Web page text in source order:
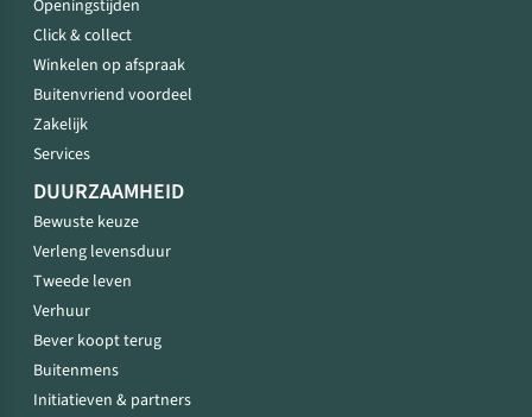
Openingstijden
Click & collect
Winkelen op afspraak
Buitenvriend voordeel
Zakelijk
Services
DUURZAAMHEID
Bewuste keuze
Verleng levensduur
Tweede leven
Verhuur
Bever koopt terug
Buitenmens
Initiatieven & partners